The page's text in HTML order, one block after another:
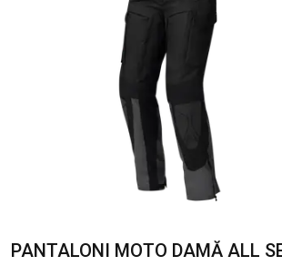
PANTALONI MOTO DAMĂ ALL